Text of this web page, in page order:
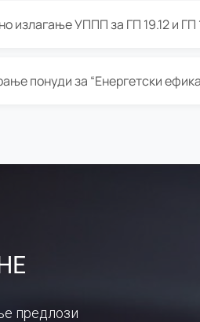
излагање УППП за ГП 19.12 и
предлози